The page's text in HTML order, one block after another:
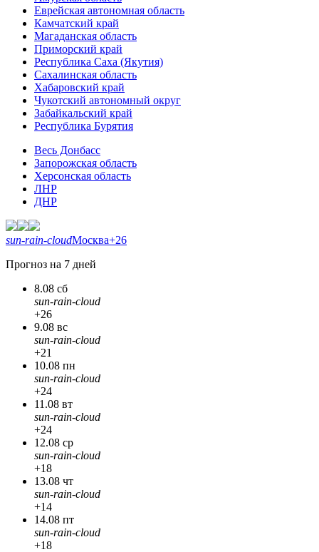
Еврейская автономная область
Камчатский край
Магаданская область
Приморский край
Республика Саха (Якутия)
Сахалинская область
Хабаровский край
Чукотский автономный округ
Забайкальский край
Республика Бурятия
Весь Донбасс
Запорожская область
Херсонская область
ЛНР
ДНР
sun-rain-cloudМосква+26
Прогноз на 7 дней
8.08 сб
sun-rain-cloud
+26
9.08 вс
sun-rain-cloud
+21
10.08 пн
sun-rain-cloud
+24
11.08 вт
sun-rain-cloud
+24
12.08 ср
sun-rain-cloud
+18
13.08 чт
sun-rain-cloud
+14
14.08 пт
sun-rain-cloud
+18